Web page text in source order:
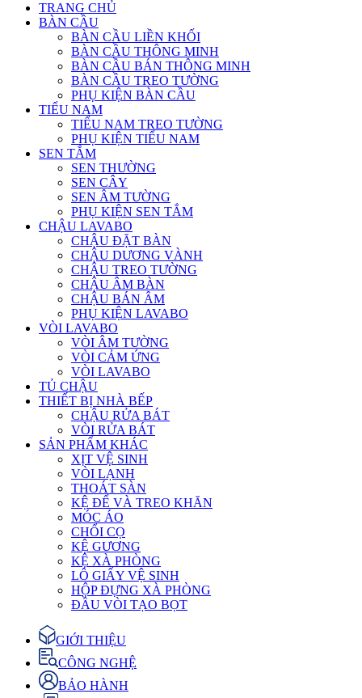
TRANG CHỦ
BÀN CẦU
BÀN CẦU LIỀN KHỐI
BÀN CẦU THÔNG MINH
BÀN CẦU BÁN THÔNG MINH
BÀN CẦU TREO TƯỜNG
PHỤ KIỆN BÀN CẦU
TIỂU NAM
TIỂU NAM TREO TƯỜNG
PHỤ KIỆN TIỂU NAM
SEN TẮM
SEN THƯỜNG
SEN CÂY
SEN ÂM TƯỜNG
PHỤ KIỆN SEN TẮM
CHẬU LAVABO
CHẬU ĐẶT BÀN
CHẬU DƯƠNG VÀNH
CHẬU TREO TƯỜNG
CHẬU ÂM BÀN
CHẬU BÁN ÂM
PHỤ KIỆN LAVABO
VÒI LAVABO
VÒI ÂM TƯỜNG
VÒI CẢM ỨNG
VÒI LAVABO
TỦ CHẬU
THIẾT BỊ NHÀ BẾP
CHẬU RỬA BÁT
VÒI RỬA BÁT
SẢN PHẨM KHÁC
XỊT VỆ SINH
VÒI LẠNH
THOÁT SÀN
KỆ ĐỂ VÀ TREO KHĂN
MÓC ÁO
CHỔI CỌ
KỆ GƯƠNG
KỆ XÀ PHÒNG
LÔ GIẤY VỆ SINH
HỘP ĐỰNG XÀ PHÒNG
ĐẦU VÒI TẠO BỌT
GIỚI THIỆU
CÔNG NGHỆ
BẢO HÀNH